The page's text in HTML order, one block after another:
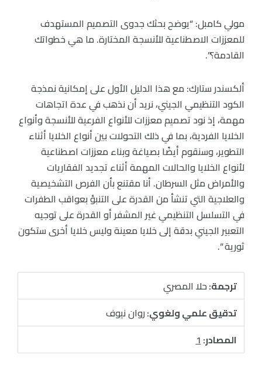
مولي كامبل: “يوضح بحثك جدوى التصميم المستهدف
للمعززات الاصطناعية للأنسجة المختارة. ما هي خطواتك
القادمة؟”.
ألكسندر ستارك: مع هذا الدليل الأول على إمكانية نمذجة
الكود التنظيمي الجيني، نريد أن نذهب في عدة اتجاهات
مهمة، إذ نود تصميم معززات للأنواع الفرعية للأنسجة وأنواع
الخلايا الفردية، بما في ذلك التحولات بين أنواع الخلايا أثناء
التطوير، وسنقوم أيضًا بصياغة وبناء معززات اصطناعية
لأنواع الخلايا والحالات المهمة أثناء تجديد الفقاريات
والأمراض مثل السرطان. أنا مقتنع بأن الفرص التشخيصية
والعلاجية التي تنشأ من القدرة على التنبؤ بعواقب الطفرات
في التسلسل التنظيمي غير المشفر أو القدرة على توجيه
التعبير الجيني بدقة إلى خلايا معينة وليس خلايا أخرى ستكون
ثورية “.
ترجمة:حلا المصري
تدقيق علمي ولغوي:روان نيوف
المصادر:1